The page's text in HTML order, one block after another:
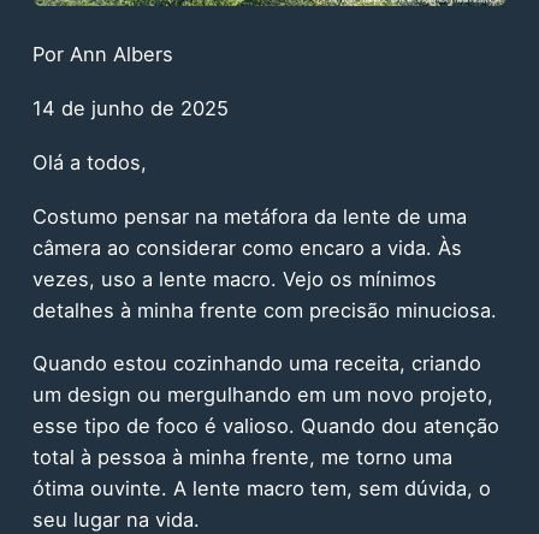
Por Ann Albers
14 de junho de 2025
Olá a todos,
Costumo pensar na metáfora da lente de uma
câmera ao considerar como encaro a vida. Às
vezes, uso a lente macro. Vejo os mínimos
detalhes à minha frente com precisão minuciosa.
Quando estou cozinhando uma receita, criando
um design ou mergulhando em um novo projeto,
esse tipo de foco é valioso. Quando dou atenção
total à pessoa à minha frente, me torno uma
ótima ouvinte. A lente macro tem, sem dúvida, o
seu lugar na vida.